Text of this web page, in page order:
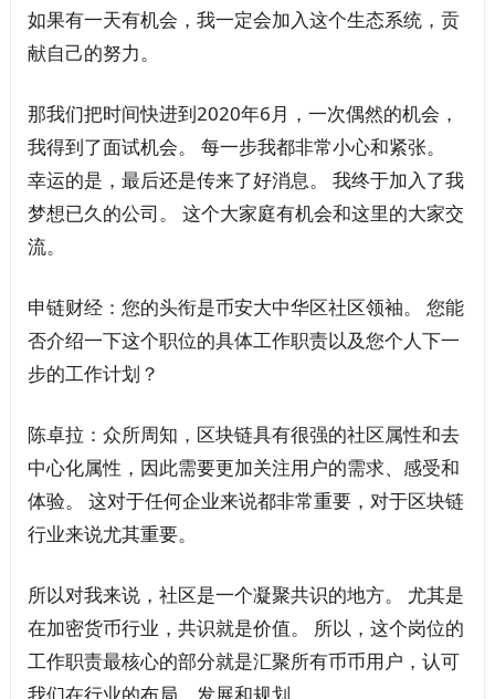
如果有一天有机会，我一定会加入这个生态系统，贡
献自己的努力。
那我们把时间快进到2020年6月，一次偶然的机会，
我得到了面试机会。 每一步我都非常小心和紧张。
幸运的是，最后还是传来了好消息。 我终于加入了我
梦想已久的公司。 这个大家庭有机会和这里的大家交
流。
申链财经：您的头衔是币安大中华区社区领袖。 您能
否介绍一下这个职位的具体工作职责以及您个人下一
步的工作计划？
陈卓拉：众所周知，区块链具有很强的社区属性和去
中心化属性，因此需要更加关注用户的需求、感受和
体验。 这对于任何企业来说都非常重要，对于区块链
行业来说尤其重要。
所以对我来说，社区是一个凝聚共识的地方。 尤其是
在加密货币行业，共识就是价值。 所以，这个岗位的
工作职责最核心的部分就是汇聚所有币币用户，认可